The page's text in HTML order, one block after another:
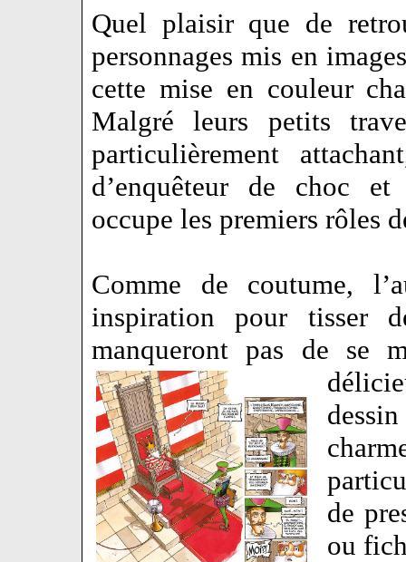
Quel plaisir que de
personnages mis en
cette mise en couleur
Malgré leurs petits
particulièrement
d’enquêteur de choc
occupe les premiers rôles
Comme de coutume,
inspiration pour tisser
manqueront pas de se
de
ou